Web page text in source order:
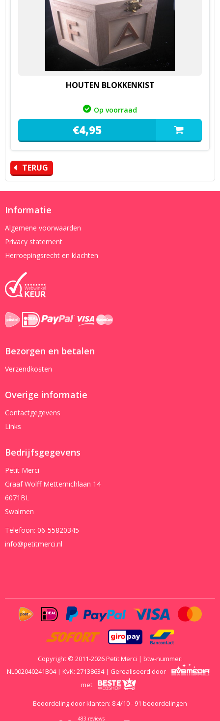
HOUTEN BLOKKENKIST
Op voorraad
€4,95
TERUG
Informatie
Algemene voorwaarden
Privacy statement
Herroepingsrecht en klachten
Bezorgen en betalen
Verzendkosten
Overige informatie
Contactgegevens
Links
Bedrijfsgegevens
Petit Merci
Graaf Wolff Metternichlaan 14
6071BL
Swalmen
Telefoon: 06-55820345
info@petitmerci.nl
Copyright © 2011-2026 Petit Merci | btw-nummer:
NL002040241B04 | KvK: 27138634 | Gerealiseerd door
met
Beoordeling door klanten: 8.4/10- 91 beoordelingen
483 reviews